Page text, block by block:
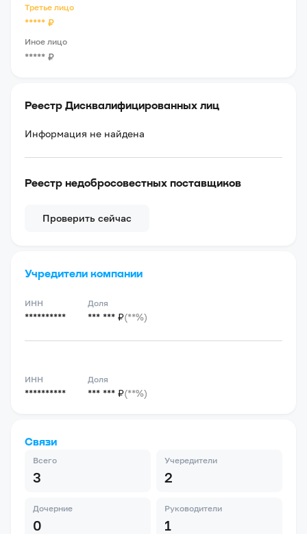
Третье лицо
***** ₽
Иное лицо
***** ₽
Реестр Дисквалифицированных лиц
Информация не найдена
Реестр недобросовестных поставщиков
Проверить сейчас
Учредители компании
ИНН
**********
Доля
*** *** ₽(**%)
ИНН
**********
Доля
*** *** ₽(**%)
Связи
Всего
3
Учередители
2
Дочерние
0
Руководители
1